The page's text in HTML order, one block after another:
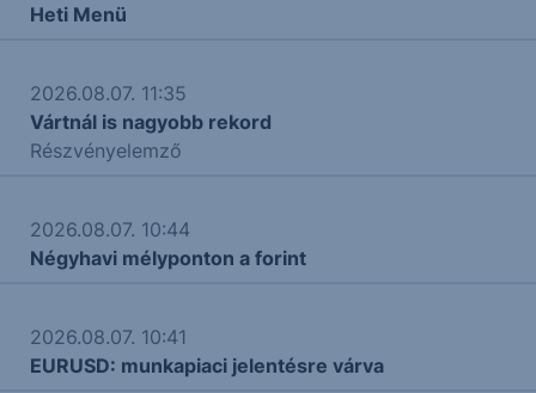
Heti Menü
2026.08.07. 11:35
Vártnál is nagyobb rekord
Részvényelemző
2026.08.07. 10:44
Négyhavi mélyponton a forint
2026.08.07. 10:41
EURUSD: munkapiaci jelentésre várva